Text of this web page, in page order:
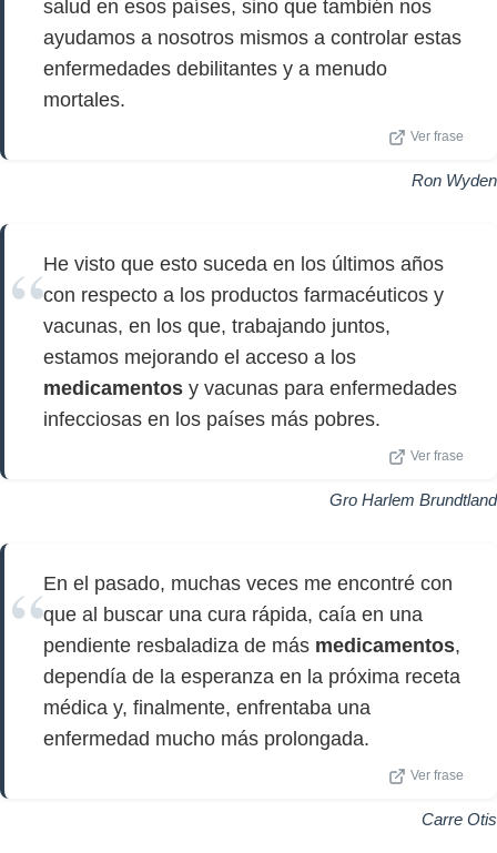
salud en esos países, sino que también nos
ayudamos a nosotros mismos a controlar estas
enfermedades debilitantes y a menudo
mortales.
Ver frase
Ron Wyden
He visto que esto suceda en los últimos años
con respecto a los productos farmacéuticos y
vacunas, en los que, trabajando juntos,
estamos mejorando el acceso a los
medicamentos y vacunas para enfermedades
infecciosas en los países más pobres.
Ver frase
Gro Harlem Brundtland
En el pasado, muchas veces me encontré con
que al buscar una cura rápida, caía en una
pendiente resbaladiza de más medicamentos,
dependía de la esperanza en la próxima receta
médica y, finalmente, enfrentaba una
enfermedad mucho más prolongada.
Ver frase
Carre Otis